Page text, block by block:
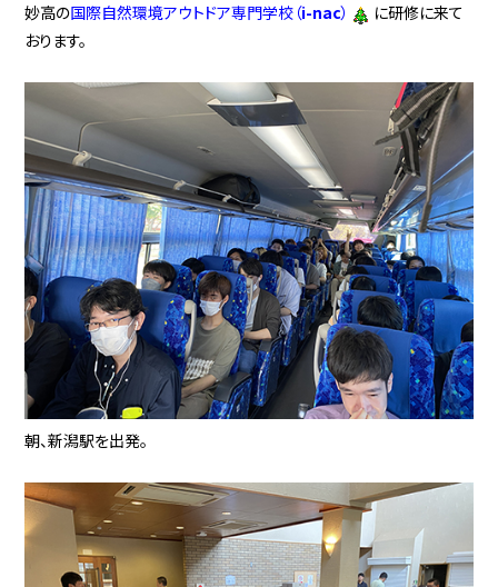
妙高の国際自然環境アウトドア専門学校（i-nac）
に研修に来て
おります。
朝、新潟駅を出発。